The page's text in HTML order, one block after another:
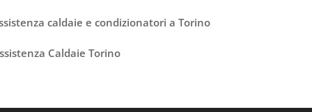
caldaie e condizionatori a Torino
Caldaie Torino